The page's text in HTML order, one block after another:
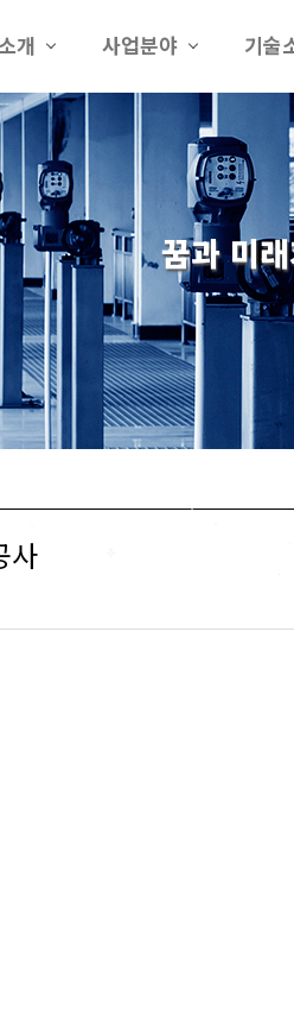
개 사업분야 기술
꿈과 미
사